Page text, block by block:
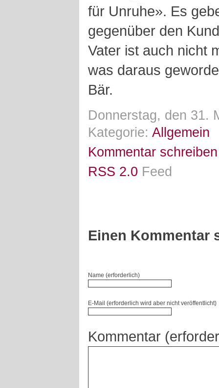
für Unruhe». Es
gegenüber den
Vater ist auch nicht
was daraus
Bär.
Donnerstag, den 31.
Kategorie: Allgemein
Kommentar schreiben
RSS 2.0 Feed
Einen Kommentar
Name (erforderlich)
E-Mail (erforderlich wird aber nicht veröffentlicht)
Kommentar